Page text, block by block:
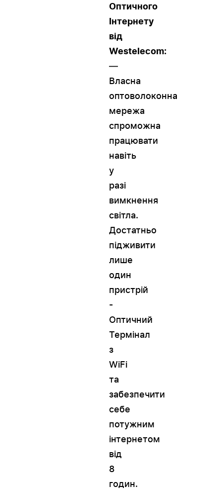
Оптичного
Інтернету
від
Westelecom:
—
Власна
оптоволоконна
мережа
спроможна
працювати
навіть
у
разі
вимкнення
світла.
Достатньо
підживити
лише
один
пристрій
-
Оптичний
Термінал
з
WiFi
та
забезпечити
себе
потужним
інтернетом
від
8
годин.